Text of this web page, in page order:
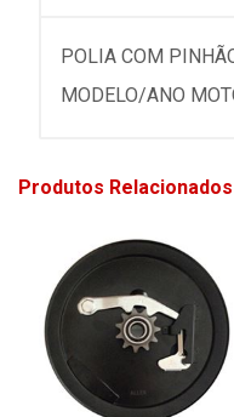
POLIA COM
MODELO/ANO
Produtos Relacionados